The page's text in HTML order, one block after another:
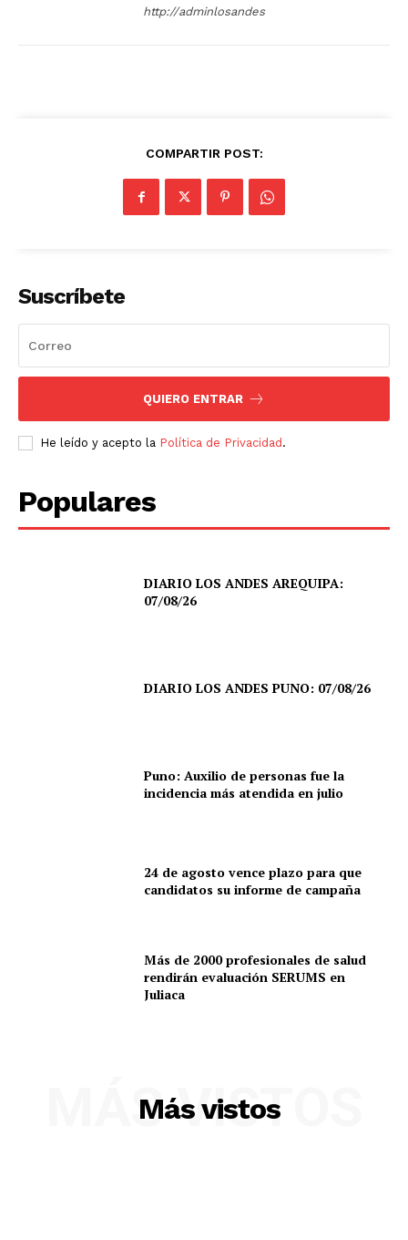
SUSCRIBETE
Nosotros
Contacto
http://adminlosandes
COMPARTIR POST:
Suscríbete
QUIERO ENTRAR
He leído y acepto la Política de Privacidad .
Populares
DIARIO LOS ANDES AREQUIPA:
07/08/26
DIARIO LOS ANDES PUNO: 07/08/26
Puno: Auxilio de personas fue la
incidencia más atendida en julio
24 de agosto vence plazo para que
candidatos su informe de campaña
Más de 2000 profesionales de salud
rendirán evaluación SERUMS en
Juliaca
Más vistos
MÁS VISTOS